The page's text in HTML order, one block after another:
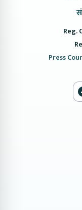
Reg.
Press